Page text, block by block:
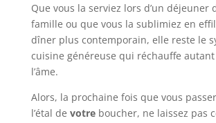
Que vous la serviez lors d’un déjeuner
famille ou que vous la sublimiez en
dîner plus contemporain, elle reste le
cuisine généreuse qui réchauffe
l’âme.
Alors, la prochaine fois que vous
l’étal de votreboucher, ne laissez pas